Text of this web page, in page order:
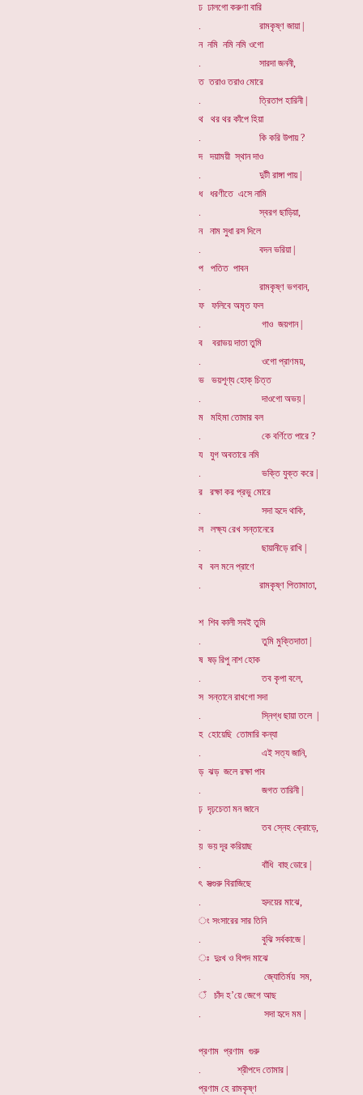
ঢ ঢালগো করুণা বারি
. রামকৃষ্ণ জায়া |
ন নমি নমি নমি ওগো
. সারদা জননী,
ত তরাও তরাও মোরে
. ত্রিতাপ হারিনী |
থ থর থর কাঁপে হিয়া
. কি করি উপায় ?
দ দয়াময়ী স্থান দাও
. দুটী রাঙ্গা পায় |
ধ ধরণীতে এসে নামি
. স্বরগ ছাড়িয়া,
ন নাম সুধা রস দিলে
. বদন ভরিয়া |
প পতিত পাবন
. রামকৃষ্ণ ভগবান,
ফ ফলিবে অমৃত ফল
. গাও জয়গান |
ব বরাভয় দাতা তুমি
. ওগো প্রাণময়,
ভ ভয়শূণ্য হোক্ চিত্ত
. দাওগো অভয় |
ম মহিমা তোমার বল
. কে বর্ণিতে পারে ?
য যুগ অবতারে নমি
. ভক্তি যুক্ত করে |
র রক্ষা কর প্রভু মোরে
. সদা হৃদে থাকি,
ল লক্ষ্য রেখ সন্তানেরে
. ছায়ানীড়ে রাখি |
ব বল মনে প্রাণে
. রামকৃষ্ণ পিতামাতা,
শ শিব কালী সবই তুমি
. তুমি মুক্তিদাতা |
ষ ষড় রিপু নাশ হোক
. তব কৃপা বলে,
স সন্তানে রাখগো সদা
. স্নিগ্ধ ছায়া তলে |
হ হোয়েছি তোমারি কন্যা
. এই সত্য জানি,
ড় ঝড় জলে রক্ষা পাব
. জগত তারিনী |
ঢ় দৃঢ়চেতা মন জানে
. তব স্নেহ ক্রোড়ে,
য় ভয় দূর করিয়াছ
. বাঁধি বাহু ডোরে |
ৎ সত্গুরু বিরাজিছে
. হৃদয়ের মাঝে,
ং সংসারের সার তিনি
. বুঝি সর্বকাজে |
ঃ দুঃখ ও বিপদ মাঝে
. জ্যোতির্ময় সম,
ঁ চাঁদ হ’য়ে জেগে আছ
. সদা হৃদে মম |
প্রণাম প্রণাম গুরু
. শ্রীপদে তোমার |
প্রণাম হে রামকৃষ্ণ